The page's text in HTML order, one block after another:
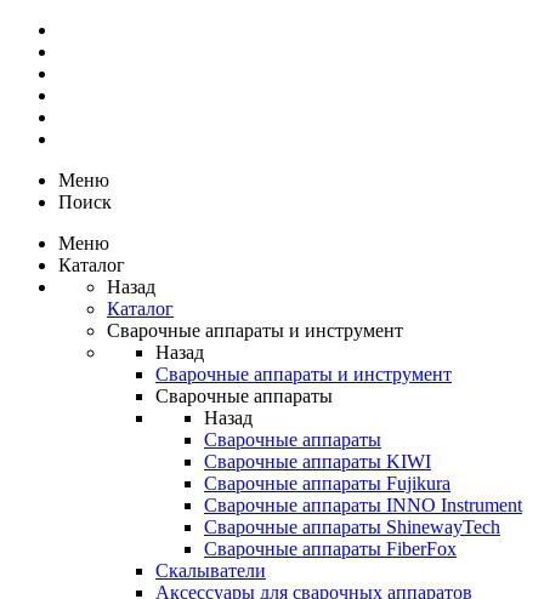
Меню
Поиск
Меню
Каталог
Назад
Каталог
Сварочные аппараты и инструмент
Назад
Сварочные аппараты и инструмент
Сварочные аппараты
Назад
Сварочные аппараты
Сварочные аппараты KIWI
Сварочные аппараты Fujikura
Сварочные аппараты INNO Instrument
Сварочные аппараты ShinewayTech
Cварочные аппараты FiberFox
Скалыватели
Аксессуары для сварочных аппаратов